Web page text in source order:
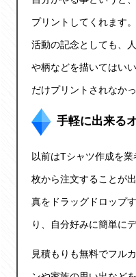
プリントしてくれます
活動の記念としても、
や柄などを描いてはい
だけプリントされなか
手軽に出来る
以前はTシャツ作成を業
枚から注文することが
真をドラッグドロップ
り、自分好みに簡単に
見積もりも無料でフル